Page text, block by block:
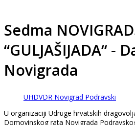
Sedma
“GULJAŠIJADA“ -
Novigrada
UHDVDR Novigrad Podravski
U organizaciji Udruge hrvatskih
Domovinskog rata Novigrada